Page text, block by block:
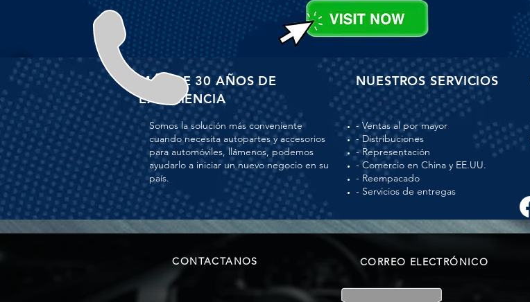
MÁS DE 30 AÑOS DE
EXPERIENCIA
Somos la solución más conveniente
cuando necesita autopartes y accesorios
para automóviles, llámenos, podemos
ayudarlo a iniciar un nuevo negocio en su
país.
NUESTROS SERVICIOS
- Ventas al por mayor
- Distribuciones
- Representación
- Comercio en China y EE.UU.
- Reempacado
- Servicios de entregas
CONTACTANOS CORREO ELECTRÓNICO